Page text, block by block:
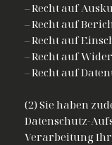
– Recht auf
– Recht auf
– Recht auf
– Recht auf
– Recht auf
(2) Sie haben
Datenschutz-
Verarbeitung